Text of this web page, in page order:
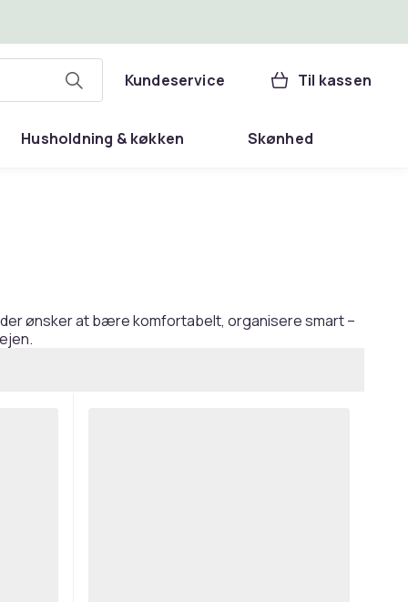
Kundeservice Til kassen
Husholdning & køkken Skønhed
ønsker at bære komfortabelt, organisere smart –